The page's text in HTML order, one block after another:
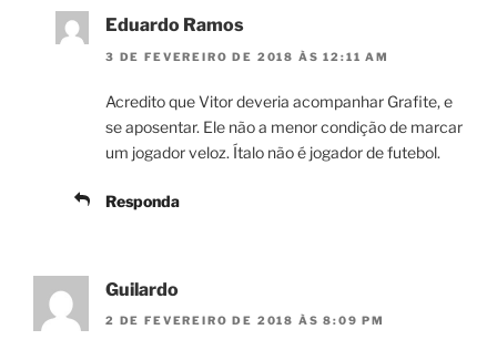
Eduardo Ramos
3 DE FEVEREIRO DE 2018 ÀS 12:11 AM
Acredito que Vitor deveria acompanhar Grafite, e
se aposentar. Ele não a menor condição de marcar
um jogador veloz. Ítalo não é jogador de futebol.
Responda
Guilardo
2 DE FEVEREIRO DE 2018 ÀS 8:09 PM